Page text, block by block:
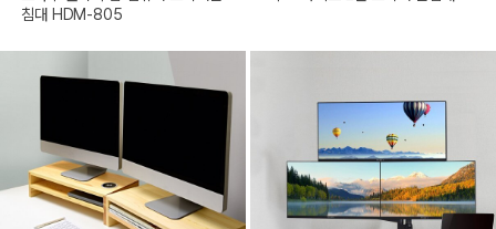
침대 HDM-805